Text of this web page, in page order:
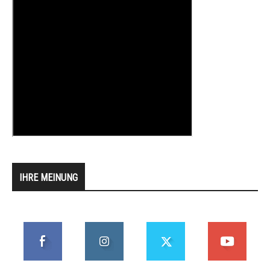
IHRE MEINUNG